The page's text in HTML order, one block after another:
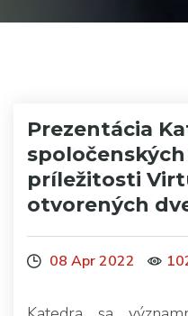
Prezentácia
príležitosti
otvorených
08 Apr 2022